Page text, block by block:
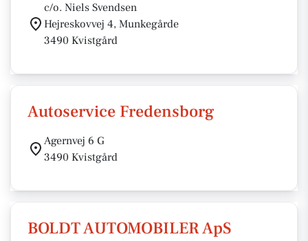
c/o. Niels Svendsen
Hejreskovvej 4, Munkegårde
3490 Kvistgård
Autoservice Fredensborg
Agernvej 6 G
3490 Kvistgård
BOLDT AUTOMOBILER ApS